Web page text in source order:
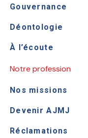
Gouvernance
Déontologie
À l’écoute
Notre profession
Nos missions
Devenir AJMJ
Réclamations